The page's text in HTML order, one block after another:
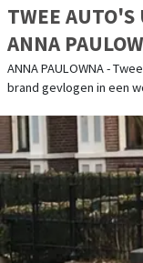
TWEE
ANNA
ANNA PAULOWNA -
brand gevlogen in een